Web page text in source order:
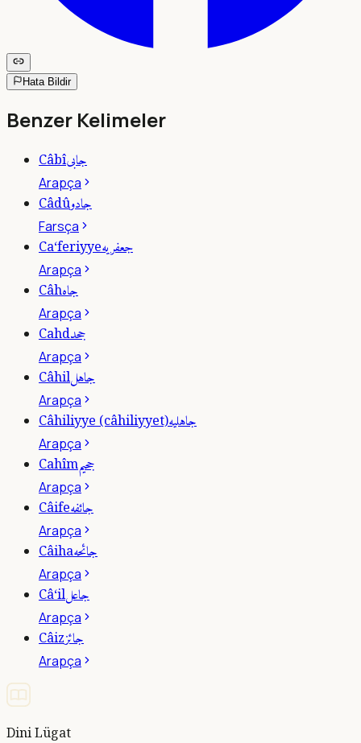
Hata Bildir
Benzer Kelimeler
Câbîجابى
Arapça
Câdûجادو
Farsça
Ca‘feriyyeجعفريه
Arapça
Câhجاه
Arapça
Cahdجحد
Arapça
Câhilجاهل
Arapça
Câhiliyye (câhiliyyet)جاهليه
Arapça
Cahîmجحيم
Arapça
Câifeجائفه
Arapça
Câihaجائحه
Arapça
Câ‘ilجاعل
Arapça
Câizجائز
Arapça
Dini Lügat